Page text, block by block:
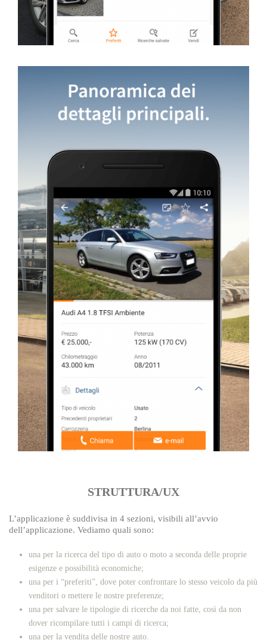
STRUTTURA/UX
L’applicazione è suddivisa in 4 sezioni, visibili all’avvio
dell’applicazione. Vediamo quali sono:
una per la ricerca del tipo di auto o moto a seconda delle proprie
esigenze e possibilità economiche;
una per i “preferiti”, dove poter confrontare lo stesso veicolo da più
venditori o mettere le nostre preferenze;
una per salvare le tipologie di ricerche da noi fatte, così da non
dover ricompilare tutti i campi di ricerca;
una per la vendita delle nostre auto.